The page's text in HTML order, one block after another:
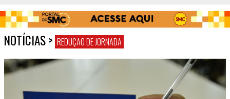
NOTÍCIAS> REDUÇÃO DE JORNADA